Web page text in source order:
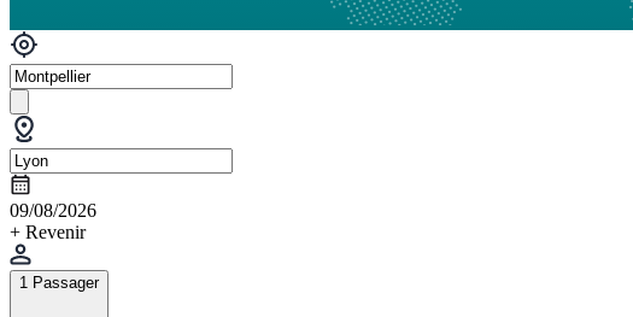
09/08/2026
+ Revenir
1 Passager